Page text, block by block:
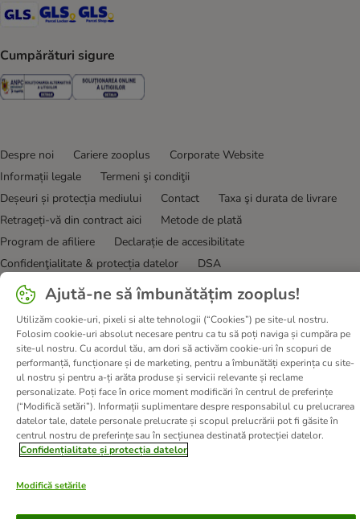
GLS Shipping Method
GLS Locker Shipping Method
Cumpărături sigure
Security Security
Despre noi Cariere zooplus
Corporate Website
Informații legale
Termeni şi condiţii
Deșeuri și protecția mediului
Contact
Taxa şi durata de livrare
Retrageți-vă din contract aici
Metode de plată
Program de afiliere
Declarație de accesibilitate
Confidenţialitate & protecția datelor
DSA
© zooplus SE2026
Ajută-ne să îmbunătățim zooplus!
Utilizăm cookie-uri, pixeli si alte tehnologii (“Cookies”) pe site-ul nostru.
Folosim cookie-uri absolut necesare pentru ca tu să poți naviga și cumpăra pe
site-ul nostru. Cu acordul tău, am dori să activăm cookie-uri în scopuri de
performanță, funcționare și de marketing, pentru a îmbunătăți experința cu site-
ul nostru și pentru a-ți arăta produse și servicii relevante și reclame
personalizate. Poți face în orice moment modificări în centrul de preferințe
(“Modifică setări”). Informații suplimentare despre responsabilul cu prelucrarea
datelor tale, datele personale prelucrate și scopul prelucrării pot fi găsite în
centrul nostru de preferințe sau în secțiunea destinată protecției datelor.
Confidențialitate și protecția datelor
Modifică setările